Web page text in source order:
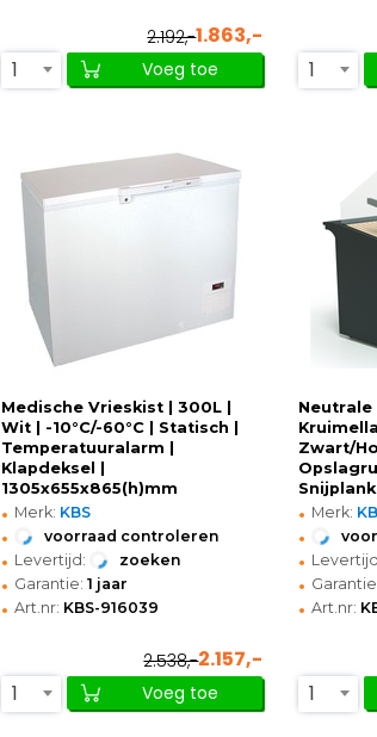
2.192,-1.863,-
1
Voeg toe 1
Medische Vrieskist | 300L |
Wit | -10°C/-60°C | Statisch |
Temperatuuralarm |
Klapdeksel |
1305x655x865(h)mm
• Merk: KBS
• voorraad controleren
• Levertijd: zoeken
• Garantie: 1 jaar
• Art.nr: KBS-916039
2.538,-2.157,-
1
Voeg toe
Neutrale
Zwart/
• Merk:
•
•
•
• Art.nr:
1